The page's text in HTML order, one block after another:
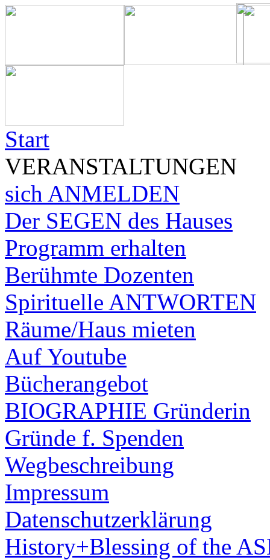
Start
VERANSTALTUNGEN
sich ANMELDEN
Der SEGEN des Hauses
Programm erhalten
Berühmte Dozenten
Spirituelle ANTWORTEN
Räume/Haus mieten
Auf Youtube
Bücherangebot
BIOGRAPHIE Gründerin
Gründe f. Spenden
Wegbeschreibung
Impressum
Datenschutzerklärung
History+Blessing of the